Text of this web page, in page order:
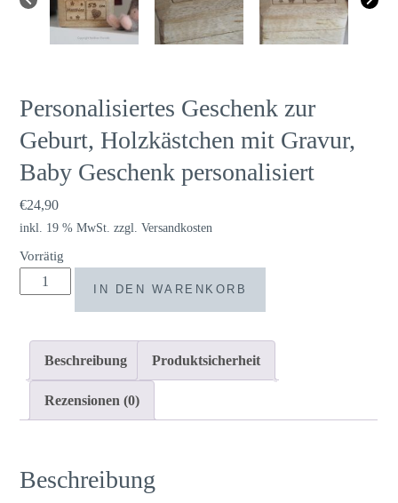
Personalisiertes Geschenk zur
Geburt, Holzkästchen mit Gravur,
Baby Geschenk personalisiert
€24,90
inkl. 19 % MwSt. zzgl.Versandkosten
Vorrätig
Personalisiertes
Gravur,
Geschenk
IN DEN WARENKORB
Beschreibung Produktsicherheit
Rezensionen (0)
Beschreibung